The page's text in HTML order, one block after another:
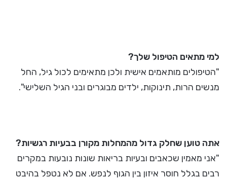
למי מתאים הטיפול שלך?
"הטיפולים מותאמים אישית ולכן מתאימים לכול גיל, החל
מנשים הרות, תינוקות, ילדים מבוגרים ובני הגיל השלישי".
אתה טוען שחלק גדול מהמחלות מקורן בבעיות רגשיות?
"אני מאמין שכאבים ובעיות בריאות שונות נובעות במקרים
רבים בגלל חוסר איזון בין הגוף לנפש. אם לא נטפל בהיבט